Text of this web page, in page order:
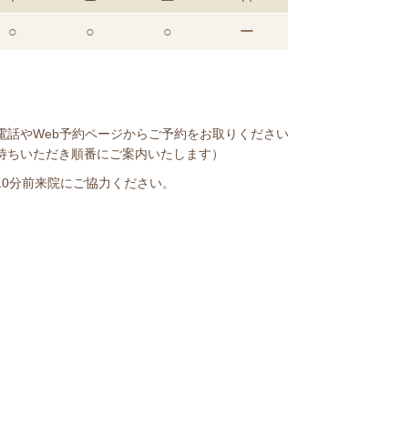
○ ○ ○ ー
やWeb予約ページからご予約をお取りください
いただき順番にご案内いたします）
前来院にご協力ください。